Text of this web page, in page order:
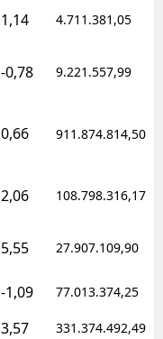
1,14 4.711.381,05
-0,78 9.221.557,99
0,66 911.874.814,50
2,06 108.798.316,17
5,55 27.907.109,90
-1,09 77.013.374,25
3,57 331.374.492,49